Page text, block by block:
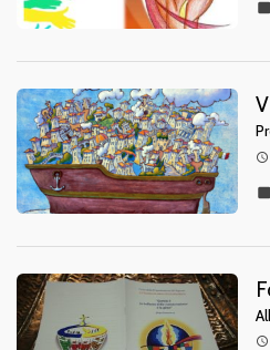
access_time
access_time